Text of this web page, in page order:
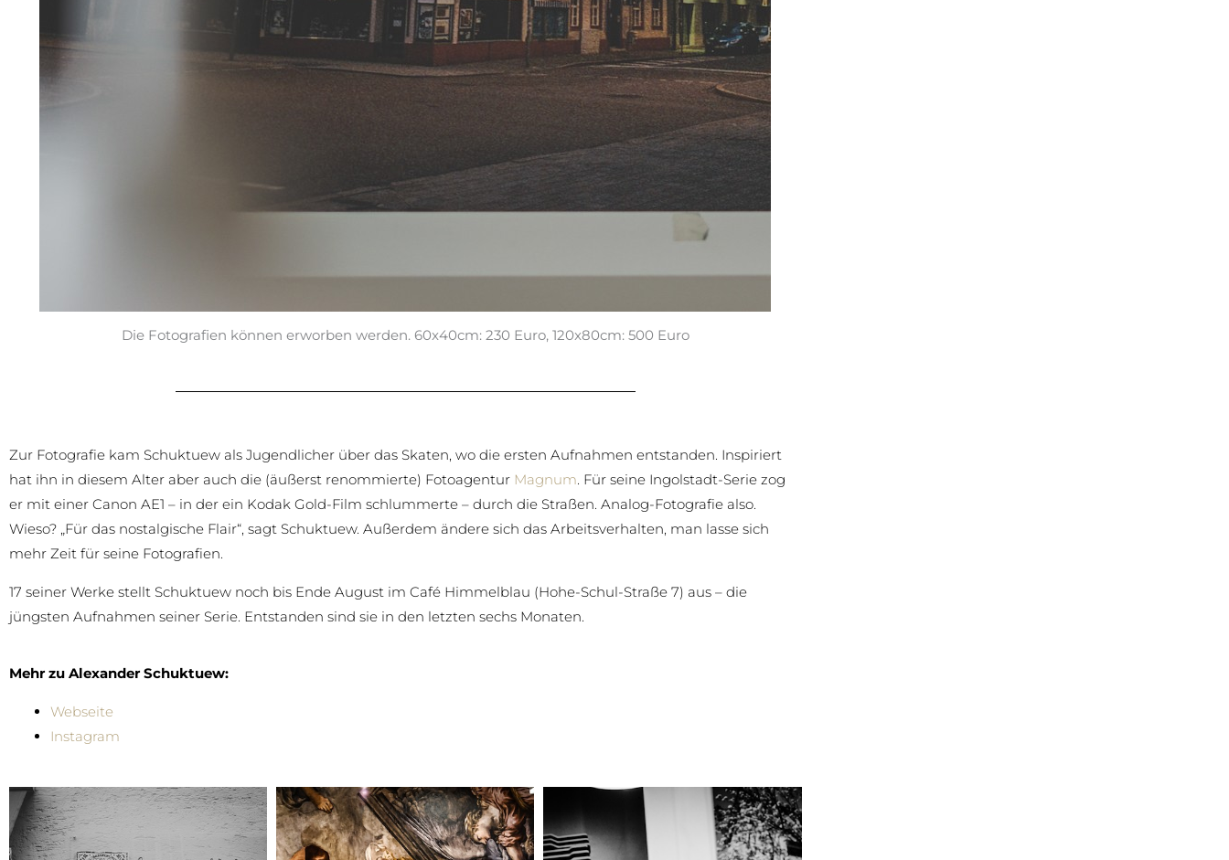
Die Fotografien können erworben werden. 60x40cm: 230 Euro, 120x80cm: 500 Euro
Zur Fotografie kam Schuktuew als Jugendlicher über das Skaten, wo die ersten Aufnahmen entstanden. Inspiriert
hat ihn in diesem Alter aber auch die (äußerst renommierte) Fotoagentur Magnum. Für seine Ingolstadt-Serie zog
er mit einer Canon AE1 – in der ein Kodak Gold-Film schlummerte – durch die Straßen. Analog-Fotografie also.
Wieso? „Für das nostalgische Flair“, sagt Schuktuew. Außerdem ändere sich das Arbeitsverhalten, man lasse sich
mehr Zeit für seine Fotografien.
17 seiner Werke stellt Schuktuew noch bis Ende August im Café Himmelblau (Hohe-Schul-Straße 7) aus – die
jüngsten Aufnahmen seiner Serie. Entstanden sind sie in den letzten sechs Monaten.
Mehr zu Alexander Schuktuew:
Webseite
Instagram